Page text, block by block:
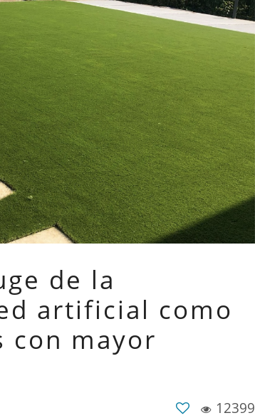
de la
artificial como
con mayor
12399